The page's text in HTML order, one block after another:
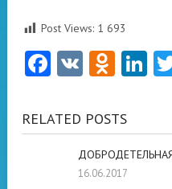
Post Views: 1 693
Facebook
VK
RELATED POSTS
16.06.2017